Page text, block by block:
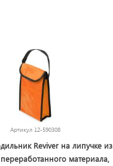
Артикул 12-590308
Reviver на липучке из
материала,